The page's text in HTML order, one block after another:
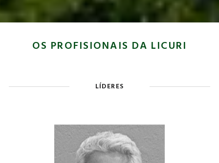
OS PROFISIONAIS DA LICURI
LÍDERES